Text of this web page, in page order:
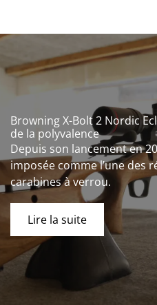
Browning X-Bolt 2 Nordic
de la polyvalence
Depuis son lancement en
imposée comme l’une des
carabines à verrou.
Lire la suite